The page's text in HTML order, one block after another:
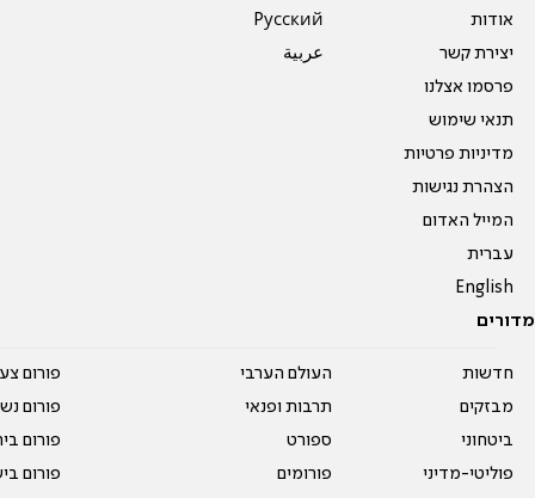
אודות
יצירת קשר
פרסמו אצלנו
תנאי שימוש
מדיניות פרטיות
הצהרת נגישות
המייל האדום
עברית
English
Pусский
عربية
מדורים
חדשות
מבזקים
ביטחוני
פוליטי-מדיני
העולם הערבי
תרבות ופנאי
ספורט
פורומים
פורום
פורום
פורום
פורום